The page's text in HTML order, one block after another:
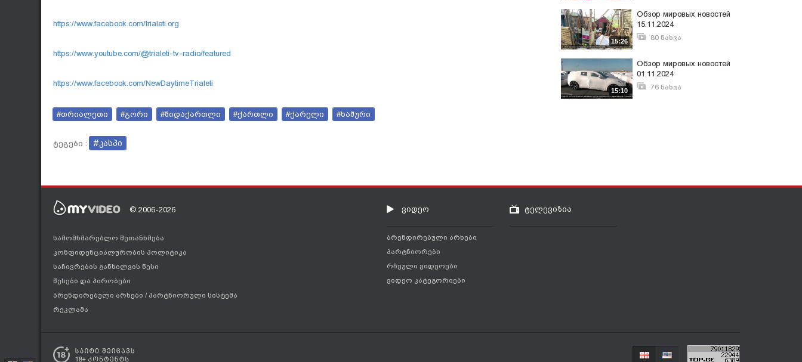
https://www.facebook.com/trialeti.org
https://www.youtube.com/@trialeti-tv-radio/featured
https://www.facebook.com/NewDaytimeTrialeti
#თრიალეთი #გორი #შიდაქართლი #ქართლი #ქარელი #ხაშური
ტეგები : #კასპი
15:26
Обзор мировых новостей
15.11.2024
80 ნახვა
15:10
Обзор мировых новостей
01.11.2024
76 ნახვა
© 2006-2026
სამომხმარებლო შეთანხმება
კონფიდენციალურობის პოლიტიკა
საჩივრების განხილვის წესი
წესები და პირობები
ბრენდირებული არხები / პარტნიორული სისტემა
რეკლამა
ვიდეო
ბრენდირებული არხები
პარტნიორები
რჩეული ვიდეოები
ვიდეო კატეგორიები
ტელევიზია